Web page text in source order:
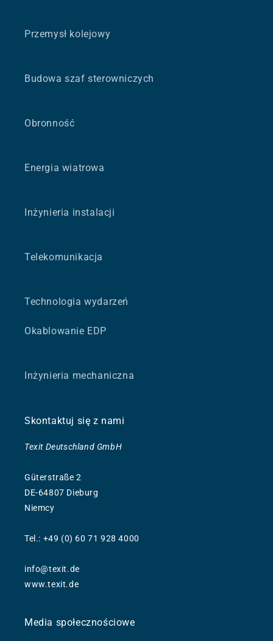
Przemysł kolejowy
Budowa szaf sterowniczych
Obronność
Energia wiatrowa
Inżynieria instalacji
Telekomunikacja
Technologia wydarzeń
Okablowanie EDP
Inżynieria mechaniczna
Skontaktuj się z nami
Texit Deutschland GmbH
Güterstraße 2
DE-64807 Dieburg
Niemcy
Tel.: +49 (0) 60 71 928 4000
info@texit.de
www.texit.de
Media społecznościowe